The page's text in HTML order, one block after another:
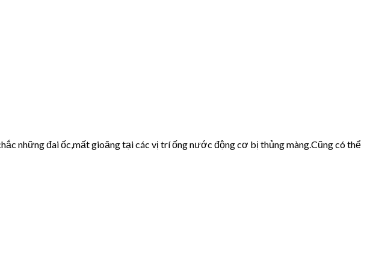
những đai ốc,mất gioăng tại các vị trí ống nước động cơ bị thủng màng.Cũng có thể